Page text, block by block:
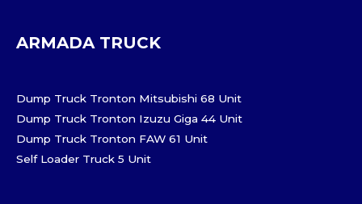
ARMADA TRUCK
Dump Truck Tronton Mitsubishi 68 Unit
Dump Truck Tronton Izuzu Giga 44 Unit
Dump Truck Tronton FAW 61 Unit
Self Loader Truck 5 Unit